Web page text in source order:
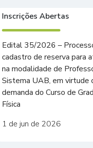
Inscrições Abertas
Edital 35/2026 –
cadastro de reserva para
na modalidade de
Sistema UAB, em virtude
demanda do Curso de
Física
1 de jun de 2026